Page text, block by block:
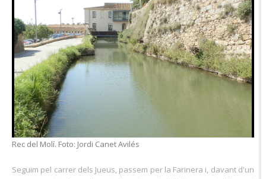
Rec del Molí. Foto: Jordi Canet Avilés
Seguim pel carrer dels Jueus, passem per la Farinera i, davant d'un